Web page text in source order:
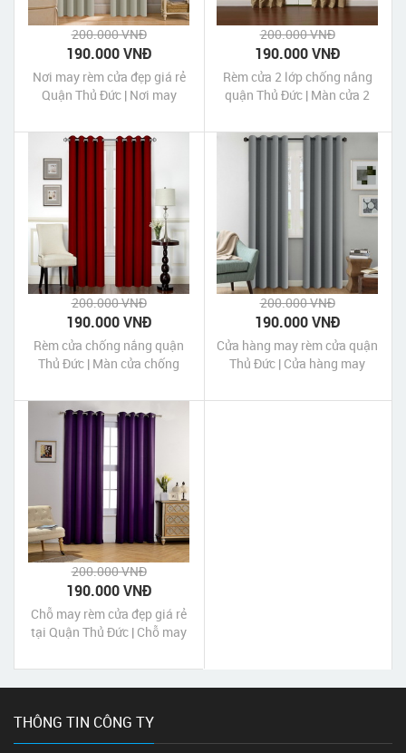
200.000 VNĐ
190.000 VNĐ
Nơi may rèm cửa đẹp giá rẻ
Quận Thủ Đức | Nơi may
Thủ Đức Tp HCM
200.000 VNĐ
190.000 VNĐ
Rèm cửa 2 lớp chống nắng
quận Thủ Đức | Màn cửa 2
Đức Tp HCM
200.000 VNĐ
190.000 VNĐ
Rèm cửa chống nắng quận
Thủ Đức | Màn cửa chống
200.000 VNĐ
190.000 VNĐ
Cửa hàng may rèm cửa quận
Thủ Đức | Cửa hàng may
HCM
200.000 VNĐ
190.000 VNĐ
Chỗ may rèm cửa đẹp giá rẻ
tại Quận Thủ Đức | Chỗ may
Thủ Đức Tp HCM
THÔNG TIN CÔNG TY